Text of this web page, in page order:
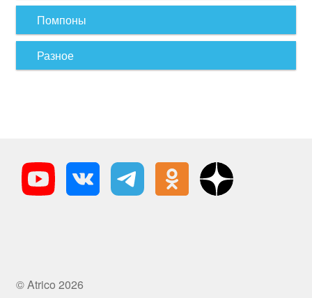
Помпоны
Разное
© Atrico 2026